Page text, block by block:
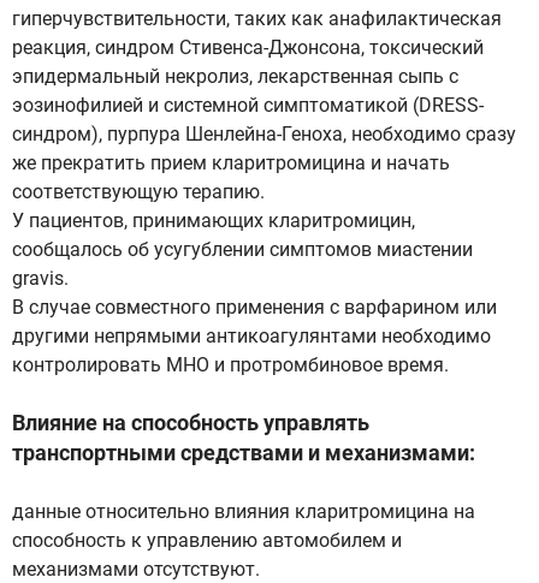
гиперчувствительности, таких как анафилактическая
реакция, синдром Стивенса-Джонсона, токсический
эпидермальный некролиз, лекарственная сыпь с
эозинофилией и системной симптоматикой (DRESS-
синдром), пурпура Шенлейна-Геноха, необходимо сразу
же прекратить прием кларитромицина и начать
соответствующую терапию.
У пациентов, принимающих кларитромицин,
сообщалось об усугублении симптомов миастении
gravis.
В случае совместного применения с варфарином или
другими непрямыми антикоагулянтами необходимо
контролировать МНО и протромбиновое время.
Влияние на способность управлять
транспортными средствами и механизмами:
данные относительно влияния кларитромицина на
способность к управлению автомобилем и
механизмами отсутствуют.